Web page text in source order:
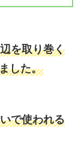
を取り巻く
した。
で使われる